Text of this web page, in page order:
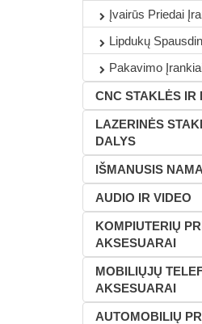
Įvairūs Priedai
Lipdukų
Pakavimo
CNC STAKLĖS IR
LAZERINĖS
DALYS
IŠMANUSIS
AUDIO IR VIDEO
KOMPIUTERIŲ
AKSESUARAI
MOBILIŲJŲ
AKSESUARAI
AUTOMOBILIŲ